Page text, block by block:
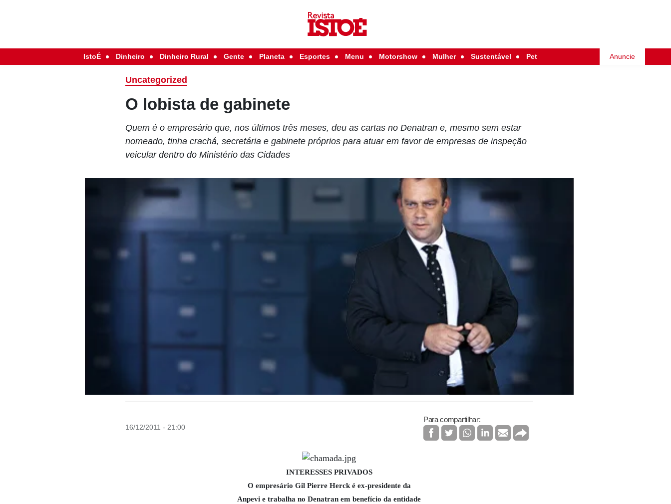
IstoÉ Dinheiro Dinheiro Rural Gente Planeta Esportes Menu Motorshow Mulher Sustentável Pet Anuncie
Uncategorized
O lobista de gabinete
Quem é o empresário que, nos últimos três meses, deu as cartas no Denatran e, mesmo sem estar
nomeado, tinha crachá, secretária e gabinete próprios para atuar em favor de empresas de inspeção
veicular dentro do Ministério das Cidades
16/12/2011 - 21:00
Para compartilhar:
INTERESSES PRIVADOS
O empresário Gil Pierre Herck é ex-presidente da
Anpevi e trabalha no Denatran em benefício da entidade